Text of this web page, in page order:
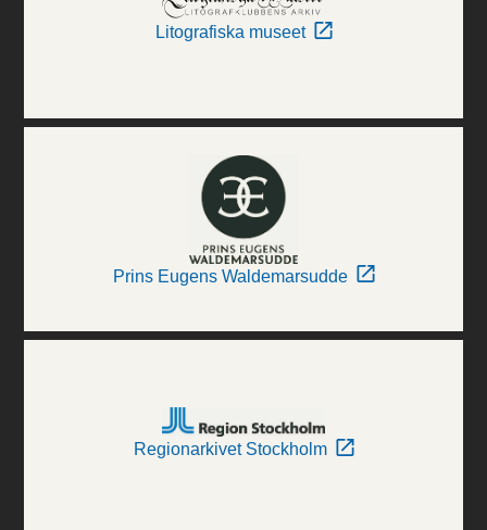
Litografiska museet
Prins Eugens Waldemarsudde
Regionarkivet Stockholm